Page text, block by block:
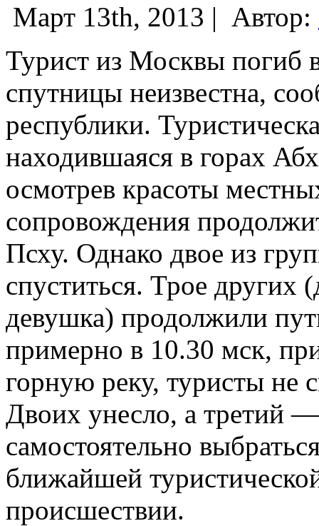
Март 13th, 2013 | Автор:
Турист из Москвы погиб
спутницы неизвестна,
республики.
находившаяся в горах
осмотрев красоты
сопровождения
Псху. Однако двое из
спуститься. Трое других
девушка) продолжили
примерно в 10.30 мск,
горную реку, туристы не
Двоих унесло, а третий
самостоятельно
ближайшей
происшествии.